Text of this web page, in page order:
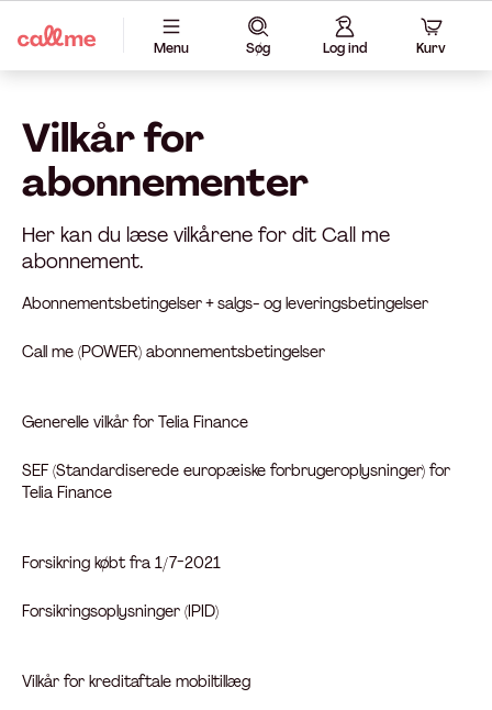
Menu Søg Log ind Kurv
Vilkår for
abonnementer
Her kan du læse vilkårene for dit Call me
abonnement.
Abonnementsbetingelser + salgs- og leveringsbetingelser
Call me (POWER) abonnementsbetingelser
Generelle vilkår for Telia Finance
SEF (Standardiserede europæiske forbrugeroplysninger) for
Telia Finance
Forsikring købt fra 1/7-2021
Forsikringsoplysninger (IPID)
Vilkår for kreditaftale mobiltillæg